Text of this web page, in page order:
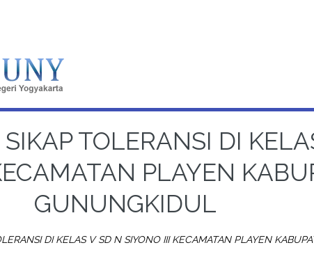
TOLERANSI DI
PLAYEN
GUNUNGKIDUL
DI KELAS V SD N SIYONO III KECAMATAN PLAYEN